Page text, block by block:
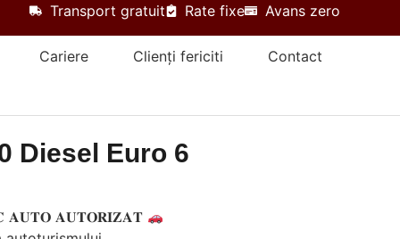
Transport gratuit Rate fixe Avans zero
Cariere Clienți fericiti Contact
Diesel Euro 6
𝐀𝐔𝐓𝐎 𝐀𝐔𝐓𝐎𝐑𝐈𝐙𝐀𝐓